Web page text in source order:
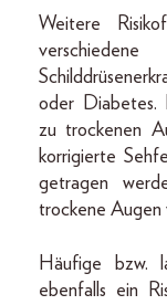
Weitere
oder Diabetes.
zu trockenen
korrigierte
getragen
trockene Augen
Häufige bzw.
ebenfalls ein